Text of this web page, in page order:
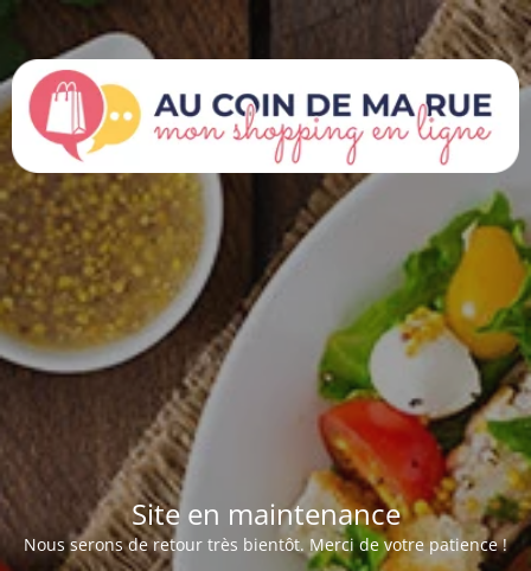
Site en maintenance
Nous serons de retour très bientôt. Merci de votre patience !